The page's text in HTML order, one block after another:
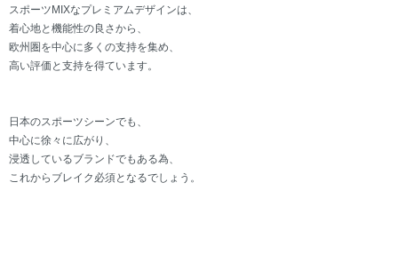
スポーツMIXなプレミアムデザインは、
着心地と機能性の良さから、
欧州圏を中心に多くの支持を集め、
高い評価と支持を得ています。
日本のスポーツシーンでも、
中心に徐々に広がり、
浸透しているブランドでもある為、
これからブレイク必須となるでしょう。